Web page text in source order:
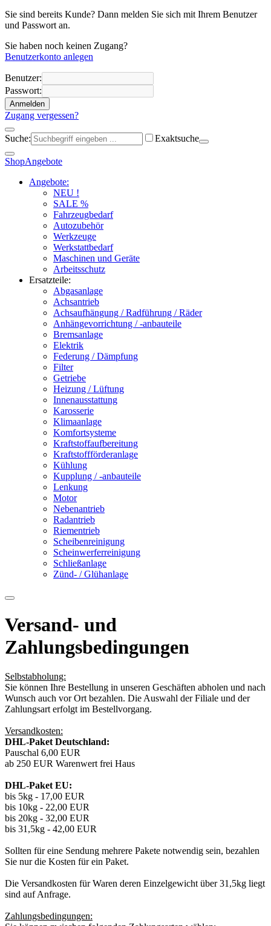
Sie sind bereits Kunde? Dann melden Sie sich mit Ihrem Benutzer
und Passwort an.
Sie haben noch keinen Zugang?
Benutzerkonto anlegen
Benutzer:
Passwort:
Anmelden
Zugang vergessen?
Suche: Exaktsuche
ShopAngebote
Angebote:
NEU !
SALE %
Fahrzeugbedarf
Autozubehör
Werkzeuge
Werkstattbedarf
Maschinen und Geräte
Arbeitsschutz
Ersatzteile:
Abgasanlage
Achsantrieb
Achsaufhängung / Radführung / Räder
Anhängevorrichtung / -anbauteile
Bremsanlage
Elektrik
Federung / Dämpfung
Filter
Getriebe
Heizung / Lüftung
Innenausstattung
Karosserie
Klimaanlage
Komfortsysteme
Kraftstoffaufbereitung
Kraftstoffförderanlage
Kühlung
Kupplung / -anbauteile
Lenkung
Motor
Nebenantrieb
Radantrieb
Riementrieb
Scheibenreinigung
Scheinwerferreinigung
Schließanlage
Zünd- / Glühanlage
Versand- und
Zahlungsbedingungen
Selbstabholung:
Sie können Ihre Bestellung in unseren Geschäften abholen und nach
Wunsch auch vor Ort bezahlen. Die Auswahl der Filiale und der
Zahlungsart erfolgt im Bestellvorgang.
Versandkosten:
DHL-Paket Deutschland:
Pauschal 6,00 EUR
ab 250 EUR Warenwert frei Haus
DHL-Paket EU:
bis 5kg - 17,00 EUR
bis 10kg - 22,00 EUR
bis 20kg - 32,00 EUR
bis 31,5kg - 42,00 EUR
Sollten für eine Sendung mehrere Pakete notwendig sein, bezahlen
Sie nur die Kosten für ein Paket.
Die Versandkosten für Waren deren Einzelgewicht über 31,5kg liegt
sind auf Anfrage.
Zahlungsbedingungen: